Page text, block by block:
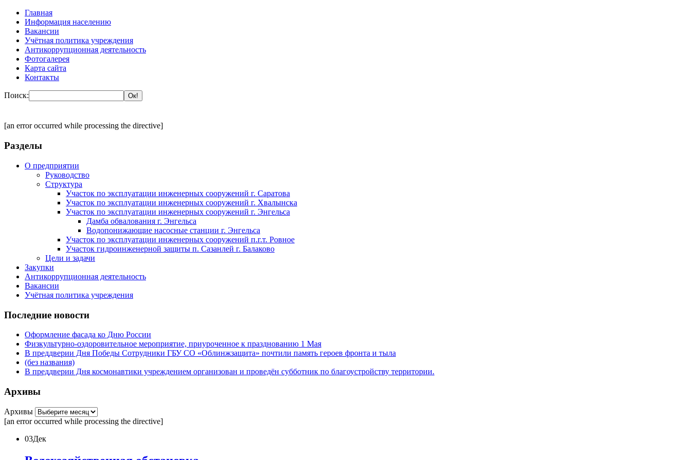
Главная
Информация населению
Вакансии
Учётная политика учреждения
Антикоррупционная деятельность
Фотогалерея
Карта сайта
Контакты
Поиск:
[an error occurred while processing the directive]
Разделы
О предприятии
Руководство
Структура
Участок по эксплуатации инженерных сооружений г. Саратова
Участок по эксплуатации инженерных сооружений г. Хвалынска
Участок по эксплуатации инженерных сооружений г. Энгельса
Дамба обвалования г. Энгельса
Водопонижающие насосные станции г. Энгельса
Участок по эксплуатации инженерных сооружений п.г.т. Ровное
Участок гидроинженерной защиты п. Сазанлей г. Балаково
Цели и задачи
Закупки
Антикоррупционная деятельность
Вакансии
Учётная политика учреждения
Последние новости
Оформление фасада ко Дню России
Физкультурно-оздоровительное мероприятие, приуроченное к празднованию 1 Мая
В преддверии Дня Победы Сотрудники ГБУ СО «Облинжзащита» почтили память героев фронта и тыла
(без названия)
В преддверии Дня космонавтики учреждением организован и проведён субботник по благоустройству территории.
Архивы
Архивы
[an error occurred while processing the directive]
03Дек